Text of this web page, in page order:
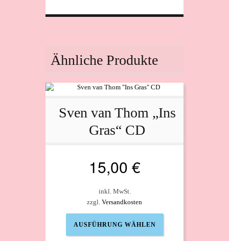
Ähnliche Produkte
Sven van Thom „Ins
Gras“ CD
15,00 €
inkl. MwSt.
zzgl. Versandkosten
AUSFÜHRUNG WÄHLEN